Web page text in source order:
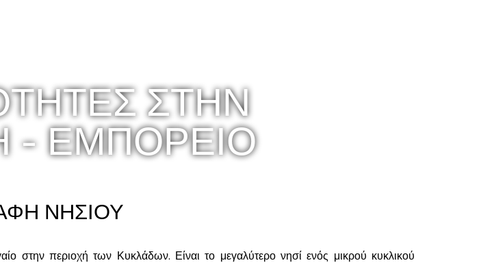
ΣΤΗΝ
- ΕΜΠΟΡΕΙΟ
ΝΗΣΙΟΥ
στην περιοχή των Κυκλάδων. Είναι το μεγαλύτερο νησί ενός μικρού κυκλικού